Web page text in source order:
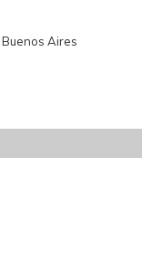
Buenos Aires